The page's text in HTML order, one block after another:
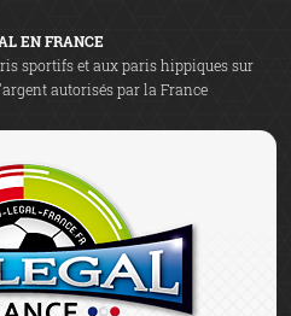
EN FRANCE
sportifs et aux paris hippiques sur
autorisés par la France